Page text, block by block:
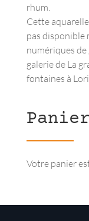
rhum.
Cette aquarelle
pas disponible
numériques
galerie de La
fontaines à
Panier
Votre panier